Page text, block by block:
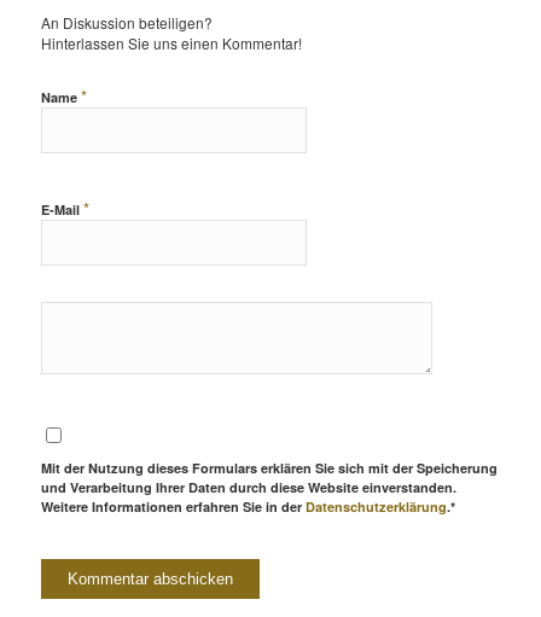
An Diskussion beteiligen?
Hinterlassen Sie uns einen Kommentar!
Name *
E-Mail *
Mit der Nutzung dieses Formulars erklären Sie sich mit der Speicherung
und Verarbeitung Ihrer Daten durch diese Website einverstanden.
Weitere Informationen erfahren Sie in der Datenschutzerklärung.*